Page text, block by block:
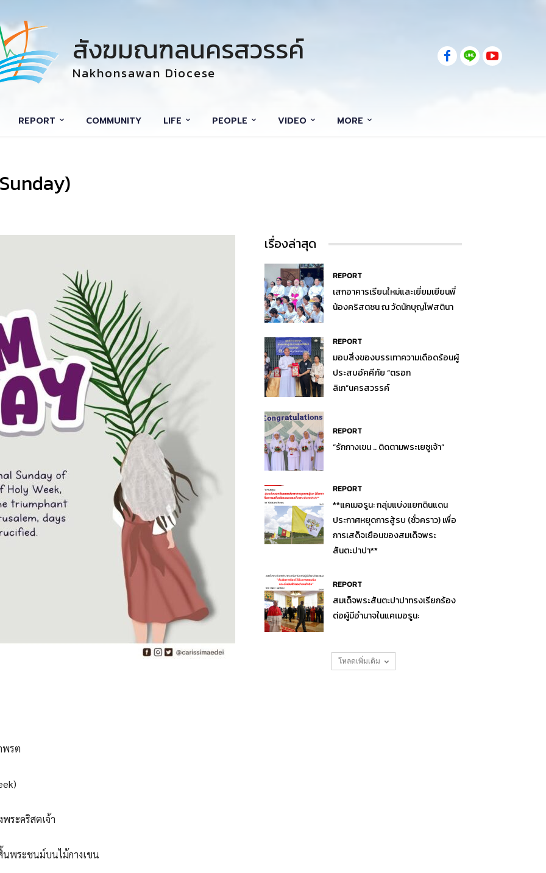
สังฆมณฑลนครสวรรค์
Nakhonsawan Diocese
REPORT COMMUNITY LIFE PEOPLE VIDEO MORE
พรต
พระคริสตเจ้า
นพระชนม์บนไม้กางเขน
เรื่องล่าสุด
REPORT
เสกอาคารเรียนใหม่และเยี่ยมเยียนพี่
น้องคริสตชน ณ วัดนักบุญโฟสตินา
REPORT
มอบสิ่งของบรรเทาความเดือดร้อนผู้
ประสบอัคคีภัย “ตรอก
ลิเก”นครสวรรค์
REPORT
“รักกางเขน .. ติดตามพระเยซูเจ้า”
REPORT
**แคเมอรูน: กลุ่มแบ่งแยกดินแดน
ประกาศหยุดการสู้รบ (ชั่วคราว) เพื่อ
การเสด็จเยือนของสมเด็จพระ
สันตะปาปา**
REPORT
สมเด็จพระสันตะปาปาทรงเรียกร้อง
ต่อผู้มีอำนาจในแคเมอรูน:
โหลดเพิ่มเติม